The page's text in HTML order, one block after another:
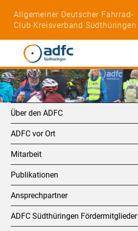
Allgemeiner Deutscher Fahrrad-
Club Kreisverband Südthüringen
Über den ADFC
ADFC vor Ort
Mitarbeit
Publikationen
Ansprechpartner
ADFC Südthüringen Fördermitglieder